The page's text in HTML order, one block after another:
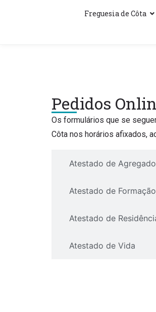
Freguesia de Côta
Pedidos
Os formulários que se
Côta nos horários afixados,
Atestado de
Atestado de
Atestado de
Atestado de Vida